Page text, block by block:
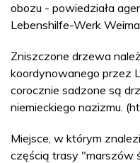
obozu - powiedziała
Lebenshilfe-Werk
Zniszczone drzewa
koordynowanego przez
corocznie sadzone są
niemieckiego nazizmu.
Miejsce, w którym
częścią trasy "marszów